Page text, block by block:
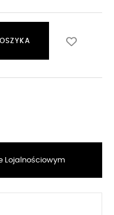
Lojalnościowym